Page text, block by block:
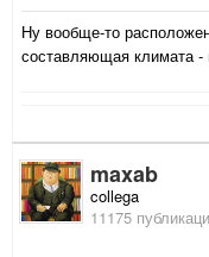
Ну вообще-то
составляющая климата -
maxab
collega
11175